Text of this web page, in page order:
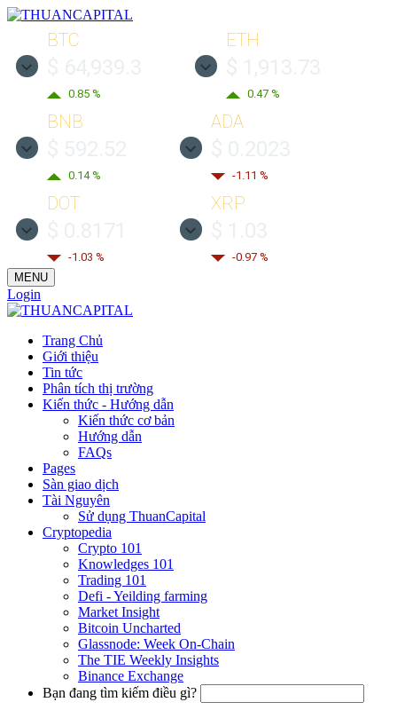
BTC
0.85 %
ETH
0.47 %
BNB
0.14 %
ADA
-1.11 %
DOT
-1.03 %
XRP
-0.97 %
MENU
Login
Trang Chủ
Giới thiệu
Tin tức
Phân tích thị trường
Kiến thức - Hướng dẫn
Kiến thức cơ bản
Hướng dẫn
FAQs
Pages
Sàn giao dịch
Tài Nguyên
Sử dụng ThuanCapital
Cryptopedia
Crypto 101
Knowledges 101
Trading 101
Defi - Yeilding farming
Market Insight
Bitcoin Uncharted
Glassnode: Week On-Chain
The TIE Weekly Insights
Binance Exchange
Bạn đang tìm kiếm điều gì?